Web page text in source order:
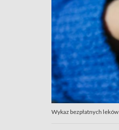
Wykaz bezpłatnych